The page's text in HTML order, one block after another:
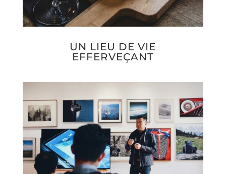
UN LIEU DE VIE
EFFERVEÇANT